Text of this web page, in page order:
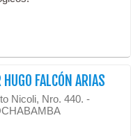
HUGO FALCÓN ARIAS
Nicoli, Nro. 440. -